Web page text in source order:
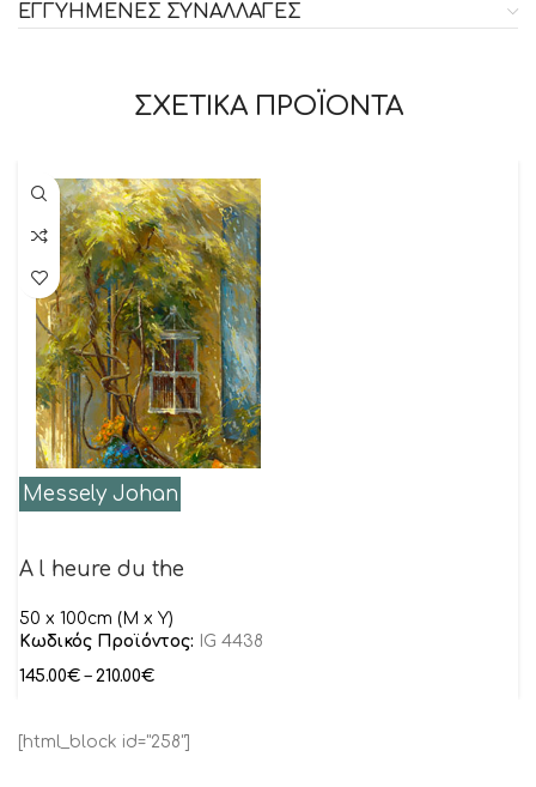
ΕΓΓΥΗΜΕΝΕΣ ΣΥΝΑΛΛΑΓΕΣ
ΣΧΕΤΙΚΑ ΠΡΟΪΟΝΤΑ
Messely Johan
A l heure du the
50 x 100cm (M x Y)
Κωδικός Προϊόντος:
IG 4438
145.00€ – 210.00€
[html_block id="258"]